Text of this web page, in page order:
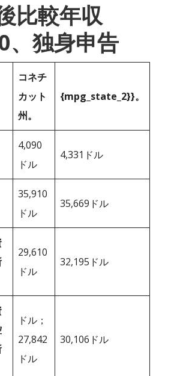
比較年収
、独身申告
コネチ
カット
州。
{mpg_state_2}}。
4,090
ドル
4,331ドル
35,910
ドル
35,669ドル
29,610
ドル
32,195ドル
ドル；
27,842
ドル
30,106ドル